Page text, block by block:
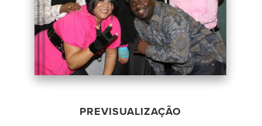
PREVISUALIZAÇÃO